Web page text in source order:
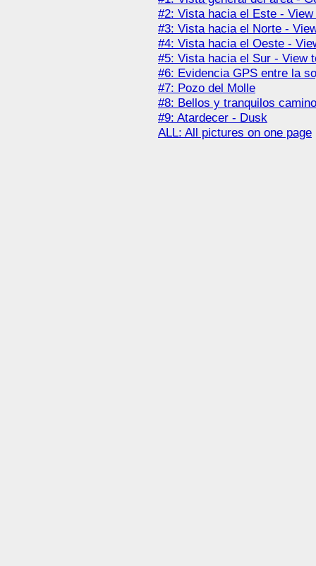
#2: Vista hacia el Este -
#3: Vista hacia el Norte -
#4: Vista hacia el Oeste -
#5: Vista hacia el Sur - View
#6: Evidencia GPS entre la
#7: Pozo del Molle
#8: Bellos y tranquilos
#9: Atardecer - Dusk
ALL: All pictures on one page